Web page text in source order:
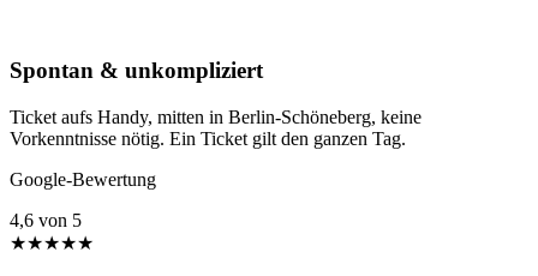
Spontan & unkompliziert
Ticket aufs Handy, mitten in Berlin-Schöneberg, keine
Vorkenntnisse nötig. Ein Ticket gilt den ganzen Tag.
Google-Bewertung
4,6 von 5
★★★★★